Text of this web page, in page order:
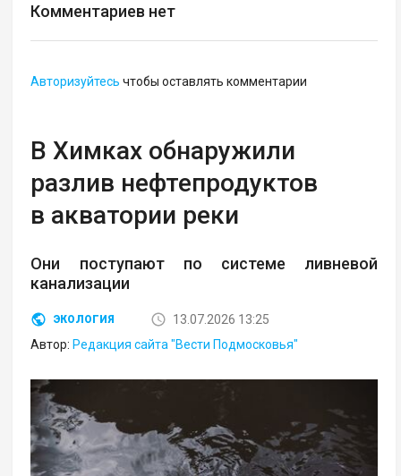
Комментариев нет
Авторизуйтесь чтобы оставлять комментарии
В Химках обнаружили
разлив нефтепродуктов
в акватории реки
Они поступают по системе ливневой
канализации
ЭКОЛОГИЯ
13.07.2026 13:25
Автор: Редакция сайта "Вести Подмосковья"